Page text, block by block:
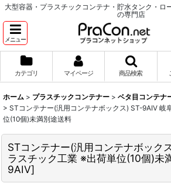
大型容器・プラスチックコンテナ・貯水タンク・ロ
の専門店
メニュー
カテゴリ マイページ 商品検索
ホーム > プラスチックコンテナー > ベタ目コンテナ
> STコンテナー(汎用コンテナボックス) ST-9AIV 岐
位(10個)未満別途送料
STコンテナー(汎用コンテナボック
ラスチック工業 ※出荷単位(10個)未
9AIV]